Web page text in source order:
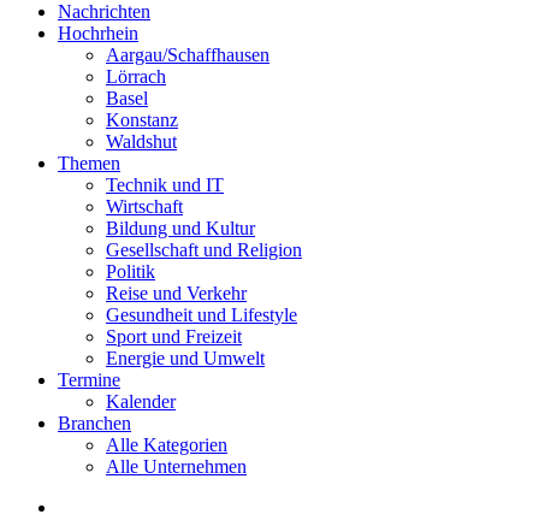
Nachrichten
Hochrhein
Aargau/Schaffhausen
Lörrach
Basel
Konstanz
Waldshut
Themen
Technik und IT
Wirtschaft
Bildung und Kultur
Gesellschaft und Religion
Politik
Reise und Verkehr
Gesundheit und Lifestyle
Sport und Freizeit
Energie und Umwelt
Termine
Kalender
Branchen
Alle Kategorien
Alle Unternehmen